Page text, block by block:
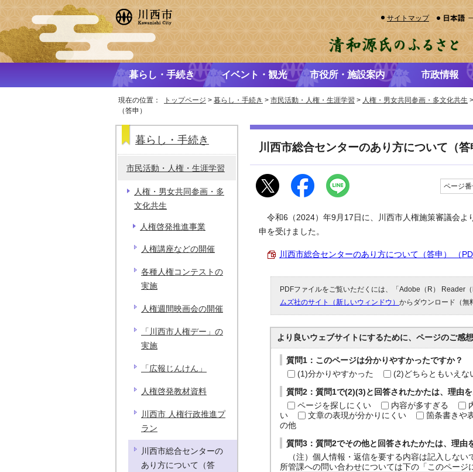
サイトマップ
暮らし・手続き イベント・観光 市役所・施設案内 市政情報
現在の位置： トップページ > 暮らし・手続き > 市民活動・人権・生涯学習 > 人権・男女共同参画・多文化共生 >
（答申）
川西市総合センターのあり方について（答
ページ
令和6（2024）年9月17日に、川西市人権施策審議会よ
申を受けました。
川西市総合センターのあり方について（答申） （
PDFファイルをご覧いただくには、「Adobe（R） Reader
ムズ社のサイト（新しいウィンドウ） からダウンロード（無
より良いウェブサイトにするために、ページのご感
質問1：このページは分かりやすかったですか？
(1)分かりやすかった
(2)どちらともいえな
質問2：質問1で(2)(3)と回答されたかたは、理由
ページを探しにくい
内容が多すぎる
い
文章の表現が分かりにくい 箇条書きや
の他
質問3：質問2でその他と回答されたかたは、理由
（注）個人情報・返信を要する内容は記入しない
所管課への問い合わせについては下の「このページ
暮らし・手続き
市民活動・人権・生涯学習
人権・男女共同参画・多
文化共生
人権啓発推進事業
人権講座などの開催
各種人権コンテストの
実施
人権週間映画会の開催
「川西市人権デー」の
実施
「広報じんけん」
人権啓発教材資料
川西市 人権行政推進プ
ラン
川西市総合センターの
あり方について（答